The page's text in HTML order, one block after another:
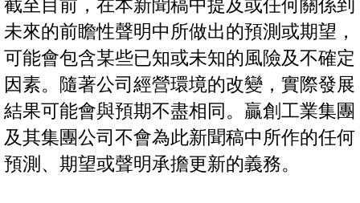
截至目前，在本新聞稿中提及或任何關係到
未來的前瞻性聲明中所做出的預測或期望，
可能會包含某些已知或未知的風險及不確定
因素。隨著公司經營環境的改變，實際發展
結果可能會與預期不盡相同。贏創工業集團
及其集團公司不會為此新聞稿中所作的任何
預測、期望或聲明承擔更新的義務。